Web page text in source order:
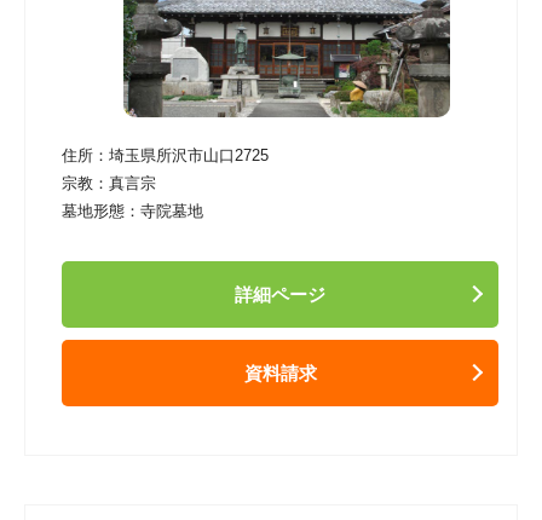
住所： 埼玉県所沢市山口2725
宗教： 真言宗
墓地形態： 寺院墓地
詳細ページ
資料請求